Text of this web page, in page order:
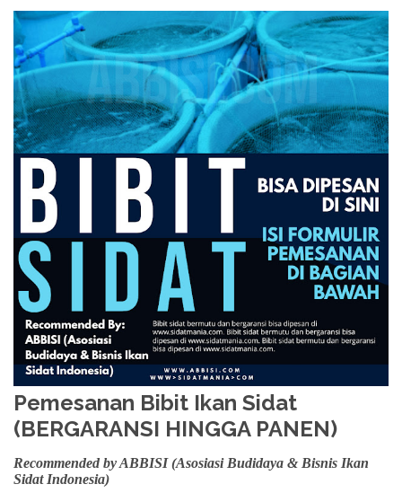
Pemesanan Bibit Ikan Sidat
(BERGARANSI HINGGA PANEN)
Recommended by ABBISI (Asosiasi Budidaya & Bisnis Ikan
Sidat Indonesia)